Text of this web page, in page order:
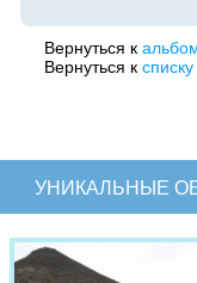
Вернуться к
Вернуться к
УНИКАЛЬНЫЕ